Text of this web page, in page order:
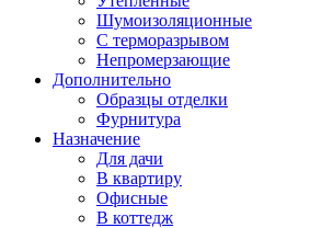
Шумоизоляционные
С терморазрывом
Непромерзающие
Дополнительно
Образцы отделки
Фурнитура
Назначение
Для дачи
В квартиру
Офисные
В коттедж